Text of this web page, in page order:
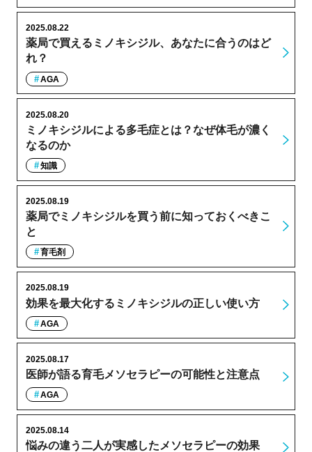
薬局で買えるミノキシジル、あなたに合うのはど
れ？
2025.08.22
AGA
ミノキシジルによる多毛症とは？なぜ体毛が濃く
なるのか
2025.08.20
知識
薬局でミノキシジルを買う前に知っておくべきこ
と
2025.08.19
育毛剤
効果を最大化するミノキシジルの正しい使い方
2025.08.19
AGA
医師が語る育毛メソセラピーの可能性と注意点
2025.08.17
AGA
悩みの違う二人が実感したメソセラピーの効果
2025.08.14